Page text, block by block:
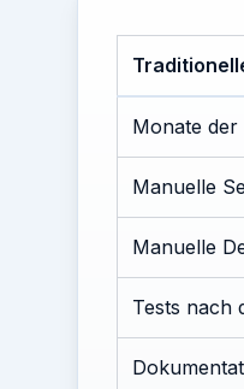
Monate
Manuelle
Manuelle
Tests nach